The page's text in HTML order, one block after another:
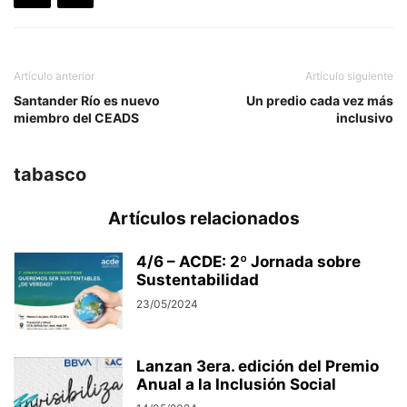
Artículo anterior
Santander Río es nuevo
miembro del CEADS
Artículo siguiente
Un predio cada vez más
inclusivo
tabasco
Artículos relacionados
4/6 – ACDE: 2º Jornada sobre
Sustentabilidad
23/05/2024
Lanzan 3era. edición del Premio
Anual a la Inclusión Social